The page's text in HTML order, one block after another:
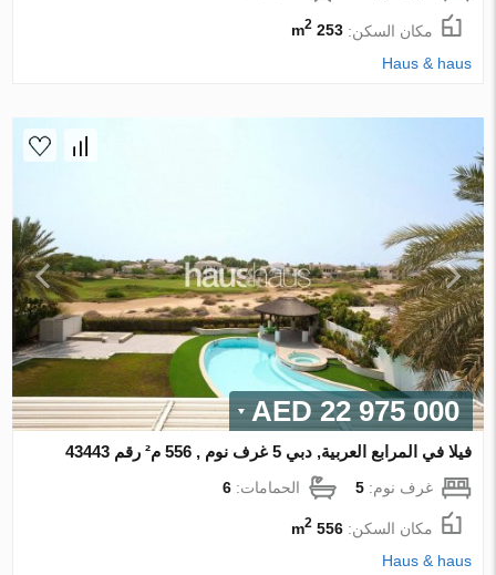
مكان السكن:253 m
2
Haus & haus
22 975 000 AED
فيلا في المرابع العربية, دبي 5 غرف نوم , 556 م² رقم 43443
غرف نوم:5 الحمامات:6
مكان السكن:556 m
2
Haus & haus